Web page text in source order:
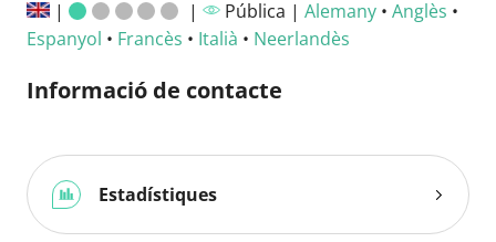
|
| Pública | Alemany• Anglès •
Espanyol • Francès • Italià • Neerlandès
Informació de contacte
Estadístiques